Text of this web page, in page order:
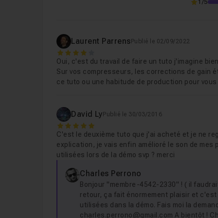
1/5
Laurent Parrens Publié le 02/09/2022
4
Oui, c'est du travail de faire un tuto j'imagine
Sur vos compresseurs, les corrections de gain
ce tuto ou une habitude de production pour vous
David Ly Publié le 30/03/2016
5
C'est le deuxième tuto que j'ai acheté et je ne
explication, je vais enfin amélioré le son de
utilisées lors de la démo svp ? merci
Charles Perrono
Bonjour "membre-4542-2330" ! ( il
retour, ça fait énormement plaisir et
utilisées dans la démo. Fais moi la
charles.perrono@gmail.com A bientôt !